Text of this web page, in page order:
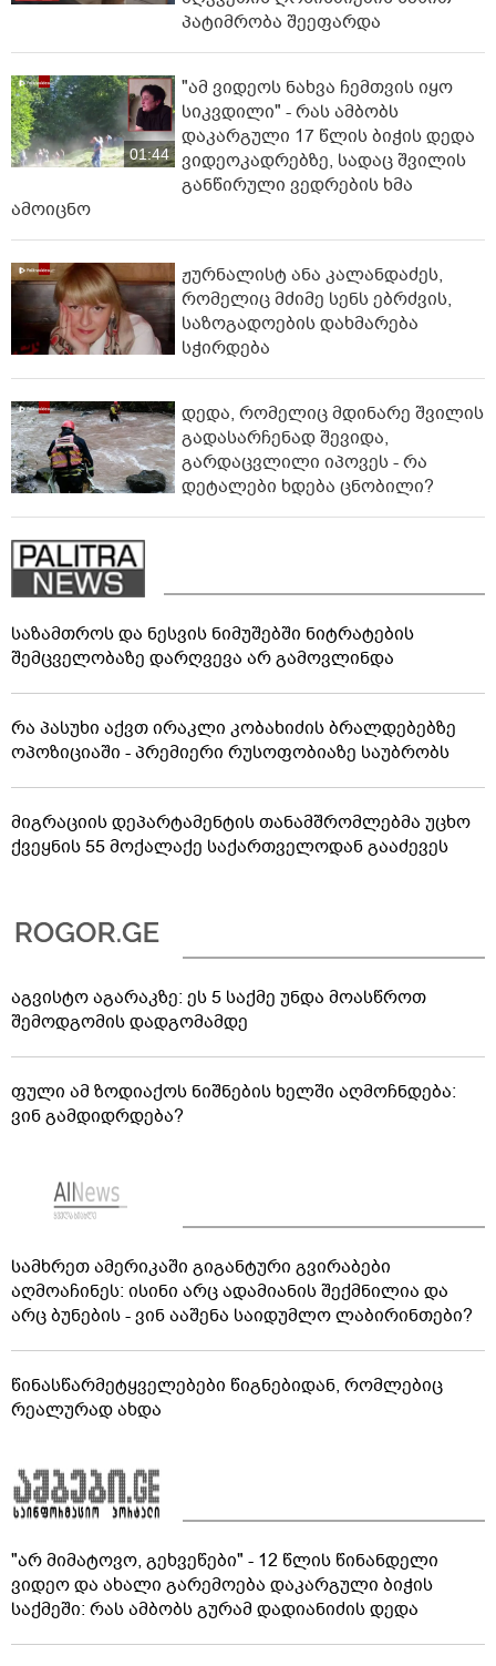
პატიმრობა შეეფარდა
01:44
"ამ ვიდეოს ნახვა ჩემთვის იყო
სიკვდილი" - რას ამბობს
დაკარგული 17 წლის ბიჭის დედა
ვიდეოკადრებზე, სადაც შვილის
განწირული ვედრების ხმა
ამოიცნო
ჟურნალისტ ანა კალანდაძეს,
რომელიც მძიმე სენს ებრძვის,
საზოგადოების დახმარება
სჭირდება
დედა, რომელიც მდინარე შვილის
გადასარჩენად შევიდა,
გარდაცვლილი იპოვეს - რა
დეტალები ხდება ცნობილი?
საზამთროს და ნესვის ნიმუშებში ნიტრატების
შემცველობაზე დარღვევა არ გამოვლინდა
რა პასუხი აქვთ ირაკლი კობახიძის ბრალდებებზე
ოპოზიციაში - პრემიერი რუსოფობიაზე საუბრობს
მიგრაციის დეპარტამენტის თანამშრომლებმა უცხო
ქვეყნის 55 მოქალაქე საქართველოდან გააძევეს
აგვისტო აგარაკზე: ეს 5 საქმე უნდა მოასწროთ
შემოდგომის დადგომამდე
ფული ამ ზოდიაქოს ნიშნების ხელში აღმოჩნდება:
ვინ გამდიდრდება?
სამხრეთ ამერიკაში გიგანტური გვირაბები
აღმოაჩინეს: ისინი არც ადამიანის შექმნილია და
არც ბუნების - ვინ ააშენა საიდუმლო ლაბირინთები?
წინასწარმეტყველებები წიგნებიდან, რომლებიც
რეალურად ახდა
"არ მიმატოვო, გეხვეწები" - 12 წლის წინანდელი
ვიდეო და ახალი გარემოება დაკარგული ბიჭის
საქმეში: რას ამბობს გურამ დადიანიძის დედა